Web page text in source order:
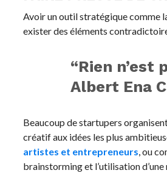
Avoir un outil stratégique comme
exister des éléments
“Rien n’est
Albert Ena
Beaucoup de startupers
créatif aux idées les plus
artistes et entrepreneurs, ou
brainstorming et l’utilisation